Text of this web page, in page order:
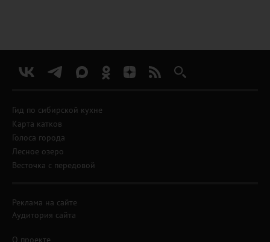
Гид по сибирской кухне
Карта катков
Голоса города
Лесное озеро
Весточка с передовой
Реклама на сайте
Аудитория сайта
О проекте